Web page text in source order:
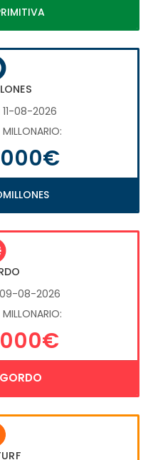
08-2026
08-2026